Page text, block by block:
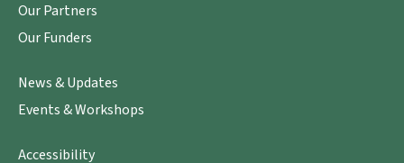
Our Partners
Our Funders
News & Updates
Events & Workshops
Accessibility